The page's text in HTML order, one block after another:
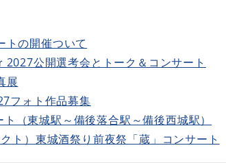
トの開催ついて
2027公開選考会とトーク＆コンサート
展
フォト作品募集
（東城駅～備後落合駅～備後西城駅）
ト） 東城酒祭り前夜祭「蔵」コンサート